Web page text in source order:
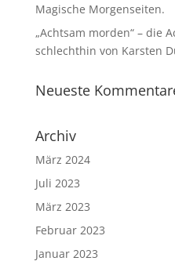
Magische Morgenseiten.
„Achtsam morden“ – die
schlechthin von Karsten
Neueste
Archiv
März 2024
Juli 2023
März 2023
Februar 2023
Januar 2023